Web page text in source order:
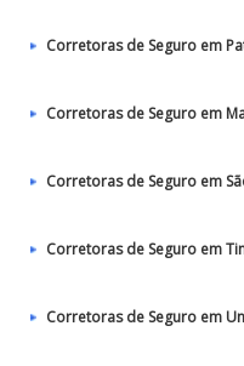
Corretoras de Seguro em
Corretoras de Seguro em
Corretoras de Seguro em
Corretoras de Seguro em
Corretoras de Seguro em